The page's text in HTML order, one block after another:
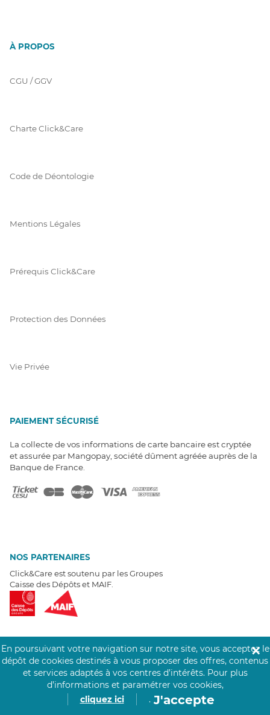
À PROPOS
CGU / GGV
Charte Click&Care
Code de Déontologie
Mentions Légales
Prérequis Click&Care
Protection des Données
Vie Privée
PAIEMENT SÉCURISÉ
La collecte de vos informations de carte bancaire est cryptée
et assurée par Mangopay, société dûment agréée auprès de la
Banque de France.
NOS PARTENAIRES
Click&Care est soutenu par les Groupes
Caisse des Dépôts et MAIF.
EXPERTS À VOTRE ÉCOUTE
Un besoin de recrutement ? Click&Care vous accompagne par
téléphone 7/7.
Être rappelé aujourd'hui
En poursuivant votre navigation sur notre site, vous acceptez le
dépôt de cookies destinés à vous proposer des offres, contenus
et services adaptés à vos centres d’intérêts. Pour plus
d’informations et paramétrer vos cookies,
cliquez ici
. J'accepte
✕